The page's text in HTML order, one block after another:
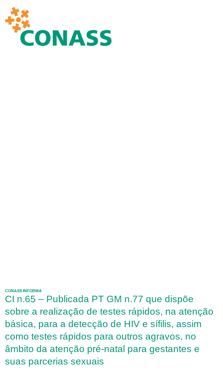
CONASS INFORMA
CI n.65 – Publicada PT GM n.77 que dispõe
sobre a realização de testes rápidos, na atenção
básica, para a detecção de HIV e sífilis, assim
como testes rápidos para outros agravos, no
âmbito da atenção pré-natal para gestantes e
suas parcerias sexuais